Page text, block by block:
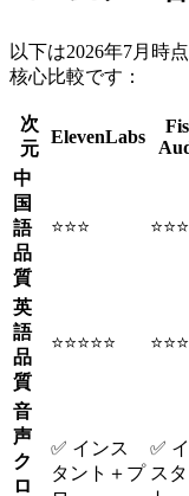
以下は2026年7月時
核心比較です：
次
元
ElevenLabs
中
国
語
品
質
⭐⭐⭐
英
語
品
質
⭐⭐⭐⭐⭐
音
声
ク
ロ
✅ インス
タント＋プ
✅
ス